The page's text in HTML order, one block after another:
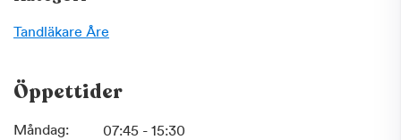
Tandläkare Åre
Öppettider
Måndag:
07:45 - 15:30